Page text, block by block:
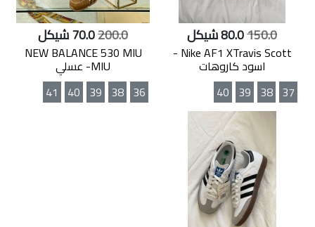
150.0
Nike AF1 XTravis Scott -
اسود كاروهات
37
38
39
40
200.0
NEW BALANCE 530 MIU
MIU- عسلي
36
38
39
40
41